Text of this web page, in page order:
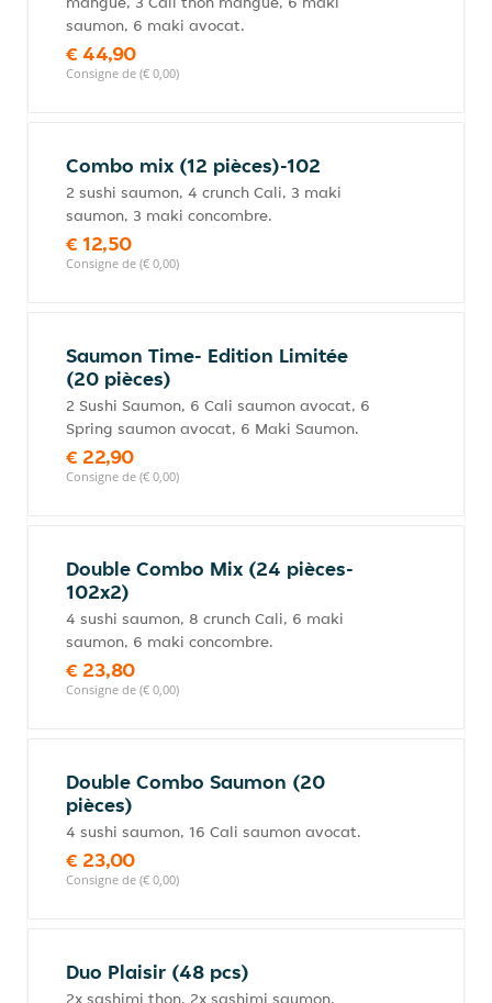
saumon, 6 maki avocat.
€ 44,90
Consigne de (€ 0,00)
Combo mix (12 pièces)-102
2 sushi saumon, 4 crunch Cali, 3 maki
saumon, 3 maki concombre.
€ 12,50
Consigne de (€ 0,00)
Saumon Time- Edition Limitée
(20 pièces)
2 Sushi Saumon, 6 Cali saumon avocat, 6
Spring saumon avocat, 6 Maki Saumon.
€ 22,90
Consigne de (€ 0,00)
Double Combo Mix (24 pièces-
102x2)
4 sushi saumon, 8 crunch Cali, 6 maki
saumon, 6 maki concombre.
€ 23,80
Consigne de (€ 0,00)
Double Combo Saumon (20
pièces)
4 sushi saumon, 16 Cali saumon avocat.
€ 23,00
Consigne de (€ 0,00)
Duo Plaisir (48 pcs)
2x sashimi thon, 2x sashimi saumon,